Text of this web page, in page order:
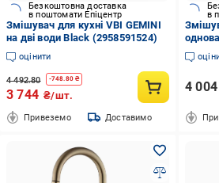
Безкоштовна доставка
в поштомати Епіцентр
Змішувач для кухні VBI GEMINI
на дві води Black (2958591524)
оцінити
4 492.80 -748.80 ₴
3 744 ₴/шт.
Привеземо Доставимо
в
4 004